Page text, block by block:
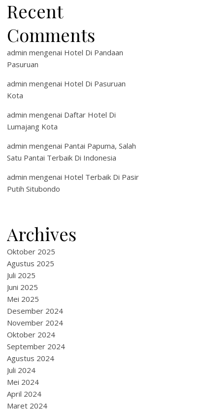
Recent
Comments
admin mengenai Hotel Di Pandaan
Pasuruan
admin mengenai Hotel Di Pasuruan
Kota
admin mengenai Daftar Hotel Di
Lumajang Kota
admin mengenai Pantai Papuma, Salah
Satu Pantai Terbaik Di Indonesia
admin mengenai Hotel Terbaik Di Pasir
Putih Situbondo
Archives
Oktober 2025
Agustus 2025
Juli 2025
Juni 2025
Mei 2025
Desember 2024
November 2024
Oktober 2024
September 2024
Agustus 2024
Juli 2024
Mei 2024
April 2024
Maret 2024